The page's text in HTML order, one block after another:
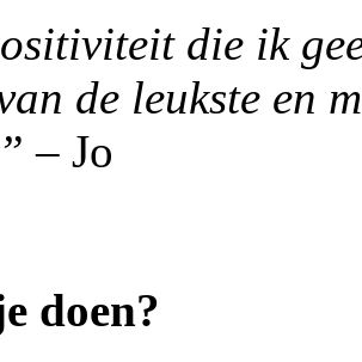
die ik
de leukste en
– Jo
doen?